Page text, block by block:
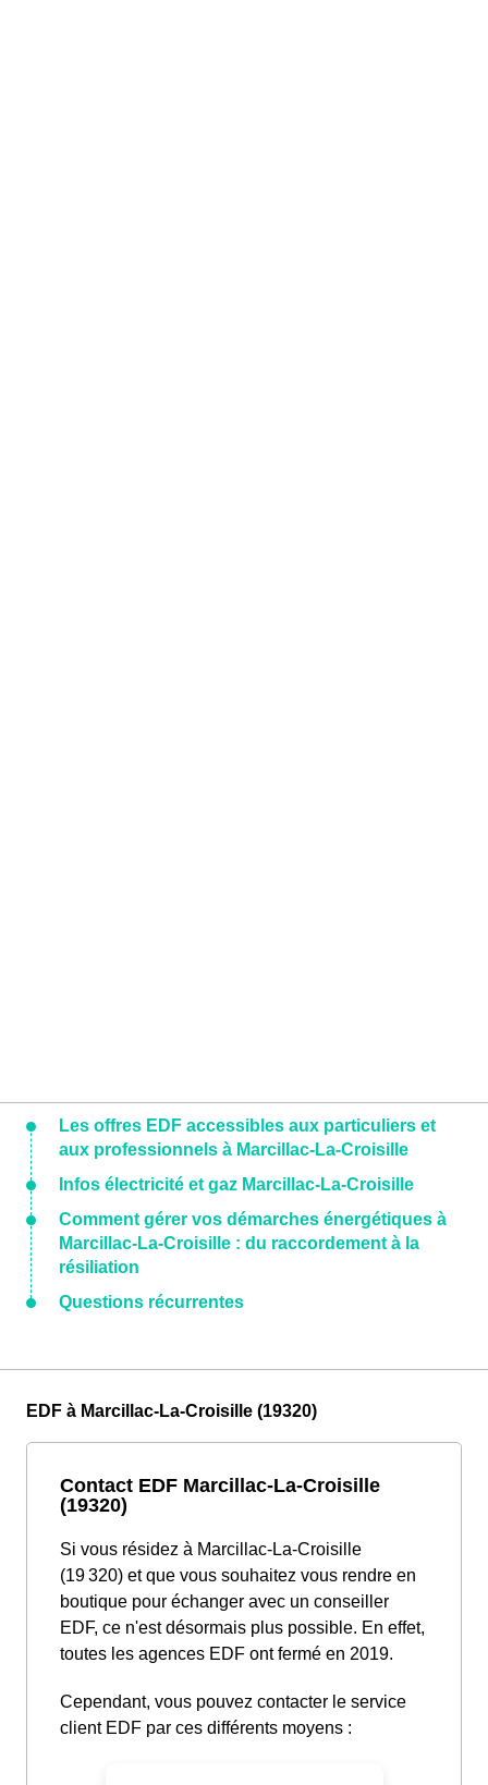
Les offres EDF accessibles aux particuliers et
aux professionnels à Marcillac-La-Croisille
Infos électricité et gaz Marcillac-La-Croisille
Comment gérer vos démarches énergétiques à
Marcillac-La-Croisille : du raccordement à la
résiliation
Questions récurrentes
EDF à Marcillac-La-Croisille (19320)
Contact EDF Marcillac-La-Croisille
(19320)
Si vous résidez à Marcillac-La-Croisille
(19 320) et que vous souhaitez vous rendre en
boutique pour échanger avec un conseiller
EDF, ce n'est désormais plus possible. En effet,
toutes les agences EDF ont fermé en 2019.
Cependant, vous pouvez contacter le service
client EDF par ces différents moyens :